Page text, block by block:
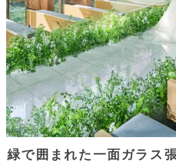
緑で囲まれた一面ガラス